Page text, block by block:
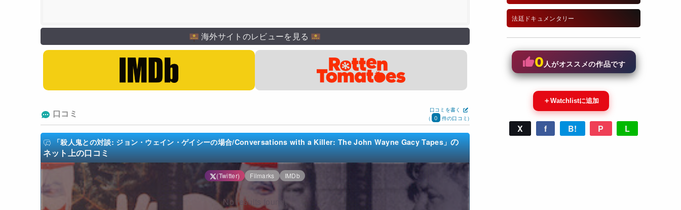
海外サイトのレビューを見る
口コミ
口コミを書く
(
0 件の口コミ)
「殺人鬼との対談: ジョン・ウェイン・ゲイシーの場合/Conversations with a Killer: The John Wayne Gacy Tapes」の
ネット上の口コミ
(Twitter) Filmarks IMDb
No results found.
法廷ドキュメンタリー
0人がオススメの作品です
＋Watchlistに追加
X f B! P L